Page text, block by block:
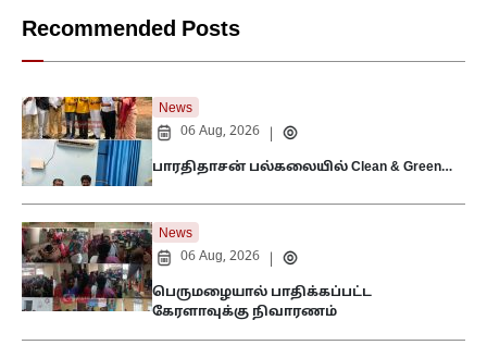
Recommended Posts
News
06 Aug, 2026
பாரதிதாசன் பல்கலையில் Clean & Green…
News
06 Aug, 2026
பெருமழையால் பாதிக்கப்பட்ட
கேரளாவுக்கு நிவாரணம்